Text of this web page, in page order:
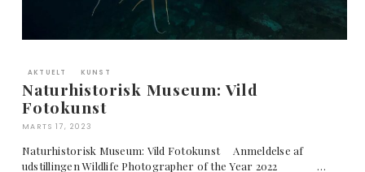
AKTUELT KUNST
Naturhistorisk Museum: Vild
Fotokunst
MARTS 17, 2023
Naturhistorisk Museum: Vild Fotokunst Anmeldelse af
udstillingen Wildlife Photographer of the Year 2022 …